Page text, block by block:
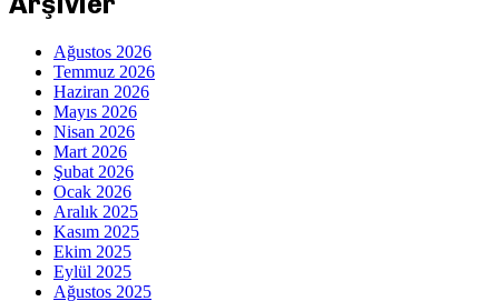
Ağustos 2026
Temmuz 2026
Haziran 2026
Mayıs 2026
Nisan 2026
Mart 2026
Şubat 2026
Ocak 2026
Aralık 2025
Kasım 2025
Ekim 2025
Eylül 2025
Ağustos 2025